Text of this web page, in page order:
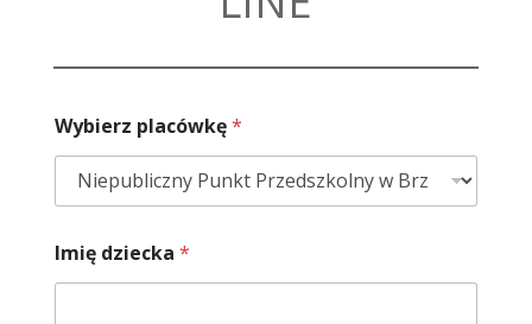
Wybierz placówkę*
Imię dziecka *